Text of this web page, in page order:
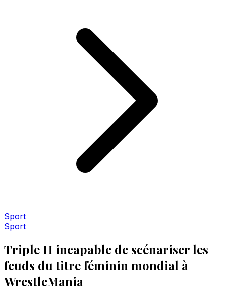
Sport
Sport
Triple H incapable de scénariser les
feuds du titre féminin mondial à
WrestleMania